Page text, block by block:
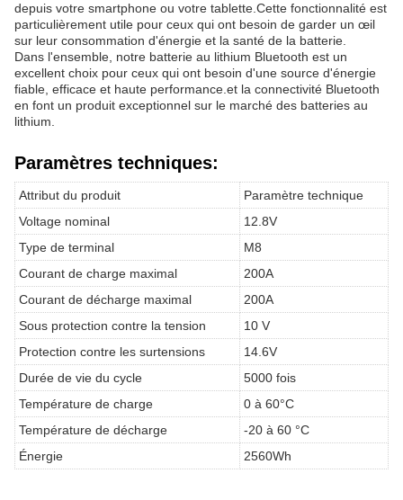
depuis votre smartphone ou votre tablette.Cette fonctionnalité est
particulièrement utile pour ceux qui ont besoin de garder un œil
sur leur consommation d'énergie et la santé de la batterie.
Dans l'ensemble, notre batterie au lithium Bluetooth est un
excellent choix pour ceux qui ont besoin d'une source d'énergie
fiable, efficace et haute performance.et la connectivité Bluetooth
en font un produit exceptionnel sur le marché des batteries au
lithium.
Paramètres techniques:
Attribut du produit
Paramètre technique
Voltage nominal
12.8V
Type de terminal
M8
Courant de charge maximal
200A
Courant de décharge maximal
200A
Sous protection contre la tension
10 V
Protection contre les surtensions
14.6V
Durée de vie du cycle
5000 fois
Température de charge
0 à 60°C
Température de décharge
-20 à 60 °C
Énergie
2560Wh